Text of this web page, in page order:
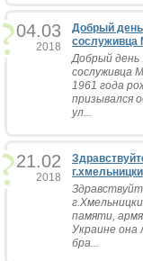
04.03
2018
Добрый день
сослуживца
Добрый
сослуживца
1961 года
призывался
ул...
21.02
2018
памяти,
Украине она
бра...